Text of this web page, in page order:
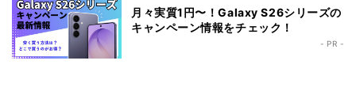
月々実質1円〜！Galaxy S26シリーズの
キャンペーン情報をチェック！
- PR -